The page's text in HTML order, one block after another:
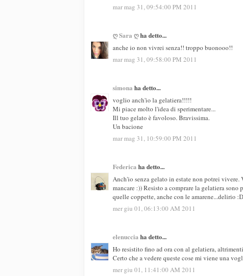
mar mag 31, 09:54:00 PM 2011
ღ Sara ღha detto...
anche io non vivrei senza!! troppo buonooo!!
mar mag 31, 09:58:00 PM 2011
simona ha detto...
voglio anch'io la gelatiera!!!!!
Mi piace molto l'idea di sperimentare...
Ill tuo gelato è favoloso. Bravissima.
Un bacione
mar mag 31, 10:59:00 PM 2011
Federica ha detto...
Anch'io senza gelato in estate non potrei
mancare :)) Resisto a comprare la gelatiera
quelle coppette, anche con le amarene...delirio
mer giu 01, 06:13:00 AM 2011
elenuccia ha detto...
Ho resistito fino ad ora con al gelatiera,
Certo che a vedere queste cose mi viene una
mer giu 01, 11:41:00 AM 2011